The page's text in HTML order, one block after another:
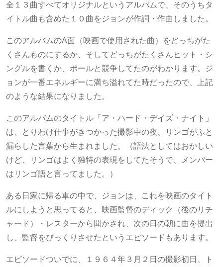
全１３曲すべてオリジナルというアルバムで、そのうちタ
イトル曲も含めた１０曲をジョンが作詞・作曲しました。
このアルバムのA面（映画で使用された曲）をどっちがた
くさんものにするか、そしてどっちがたくさんヒット・シ
ングルを書くか、ポールと競争してたのがわかります。ジ
ョンが一番エネルギーに満ち溢れてた時だったので、上記
のような結果になりました。
このアルバムのタイトル「ア・ハード・デイズ・ナイト」
は、とりわけ仕事がきつかった撮影中の夜、リンゴがふと
漏らした言葉から生まれました。（語法としてはおかしい
けど、リンゴはよく独特の表現をしてたそうで、メンバー
はリンゴ語と言ってました。）
ある日家に帰る車の中で、ジョンは、これを映画のタイト
ルにしようと思ってると、映画監督のディック（後のリチ
ャード）・レスターから聞かされ、次の日の朝に曲を提出
し、監督をびっくりさせたというエピソードもあります。
エピソードついでに、１９６４年３月２日の撮影初日、ト